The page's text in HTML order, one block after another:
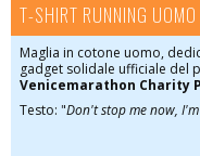
T-SHIRT RUNNING UOMO
Maglia in cotone uomo,
gadget solidale ufficiale del
Venicemarathon Charity
Testo: "Don't stop me now,